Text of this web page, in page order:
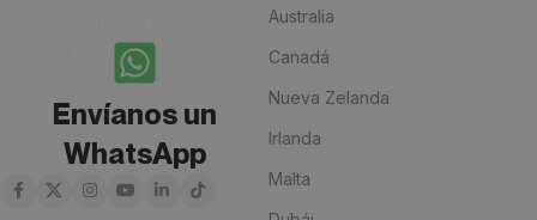
¡Anímate y escríbenos!
Envíanos un
WhatsApp
Australia
Canadá
Nueva Zelanda
Irlanda
Malta